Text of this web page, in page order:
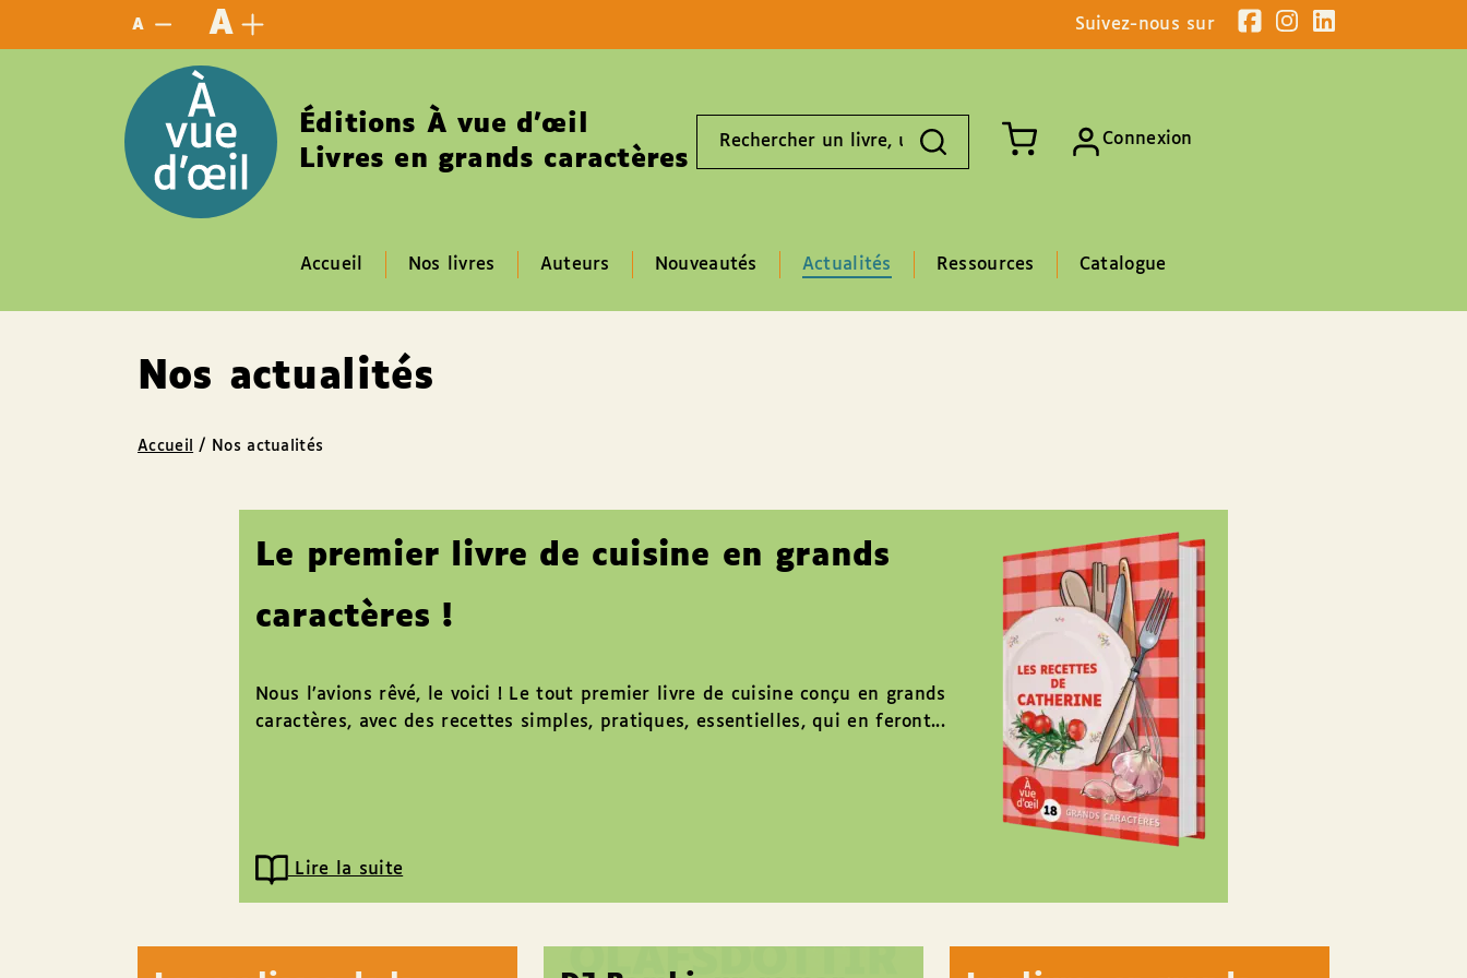
A A Suivez-nous sur
Éditions À vue d’œil
Livres en grands caractères livre,
Connexion
Accueil Nos livres Auteurs Nouveautés Actualités Ressources Catalogue
Nos actualités
Accueil / Nos actualités
Le premier livre de cuisine en grands
caractères !
Nous l’avions rêvé, le voici ! Le tout premier livre de cuisine conçu en grands
caractères, avec des recettes simples, pratiques, essentielles, qui en feront...
Lire la suite
Panneau de gestion des cookies